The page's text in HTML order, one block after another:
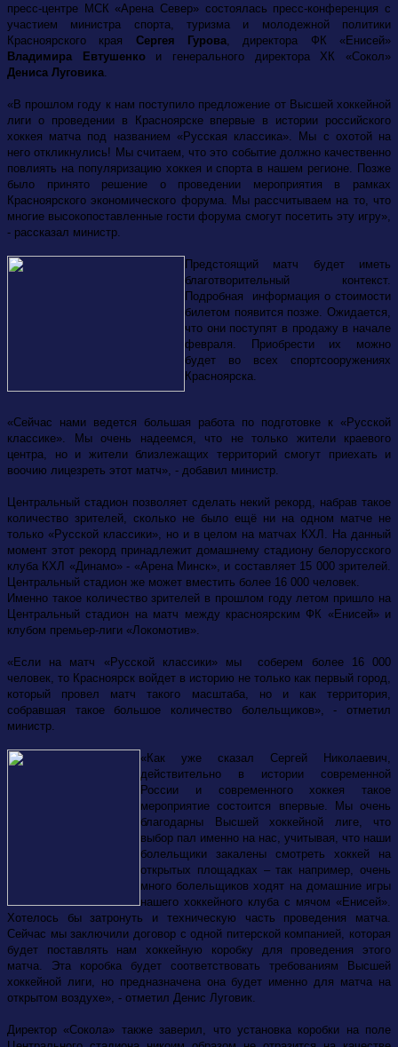
пресс-центре МСК «Арена Север» состоялась пресс-конференция с
участием министра спорта, туризма и молодежной политики
Красноярского края Сергея Гурова , директора ФК «Енисей»
Владимира Евтушенкои генерального директора ХК «Сокол»
Дениса Луговика
«В прошлом году к нам поступило предложение от Высшей хоккейной
лиги о проведении в Красноярске впервые в истории российского
хоккея матча под названием «Русская классика». Мы с охотой на
него откликнулись! Мы считаем, что это событие должно качественно
повлиять на популяризацию хоккея и спорта в нашем регионе. Позже
было принято решение о проведении мероприятия в рамках
Красноярского экономического форума. Мы рассчитываем на то, что
многие высокопоставленные гости форума смогут посетить эту игру»,
- рассказал министр.
Предстоящий матч будет иметь
благотворительный контекст.
Подробная информация о стоимости
билетом появится позже. Ожидается,
что они поступят в продажу в начале
февраля. Приобрести их можно
будет во всех спортсооружениях
Красноярска.
«Сейчас нами ведется большая работа по подготовке к «Русской
классике». Мы очень надеемся, что не только жители краевого
центра, но и жители близлежащих территорий смогут приехать и
воочию лицезреть этот матч», - добавил министр.
Центральный стадион позволяет сделать некий рекорд, набрав такое
количество зрителей, сколько не было ещё ни на одном матче не
только «Русской классики», но и в целом на матчах КХЛ. На данный
момент этот рекорд принадлежит домашнему стадиону белорусского
клуба КХЛ «Динамо» - «Арена Минск», и составляет 15 000 зрителей.
Центральный стадион же может вместить более 16 000 человек.
Именно такое количество зрителей в прошлом году летом пришло на
Центральный стадион на матч между красноярским ФК «Енисей» и
клубом премьер-лиги «Локомотив».
«Если на матч «Русской классики» мы соберем более 16 000
человек, то Красноярск войдет в историю не только как первый город,
который провел матч такого масштаба, но и как территория,
собравшая такое большое количество болельщиков», - отметил
министр.
«Как уже сказал Сергей Николаевич,
действительно в истории современной
России и современного хоккея такое
мероприятие состоится впервые. Мы очень
благодарны Высшей хоккейной лиге, что
выбор пал именно на нас, учитывая, что наши
болельщики закалены смотреть хоккей на
открытых площадках – так например, очень
много болельщиков ходят на домашние игры
нашего хоккейного клуба с мячом «Енисей».
Хотелось бы затронуть и техническую часть проведения матча.
Сейчас мы заключили договор с одной питерской компанией, которая
будет поставлять нам хоккейную коробку для проведения этого
матча. Эта коробка будет соответствовать требованиям Высшей
хоккейной лиги, но предназначена она будет именно для матча на
открытом воздухе», - отметил Денис Луговик.
Директор «Сокола» также заверил, что установка коробки на поле